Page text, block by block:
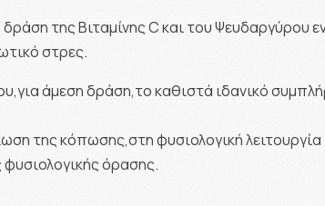
της Βιταμίνης C και του Ψευδαργύρου
στρες.
άμεση δράση,το καθιστά ιδανικό
της κόπωσης,στη φυσιολογική
φυσιολογικής όρασης.